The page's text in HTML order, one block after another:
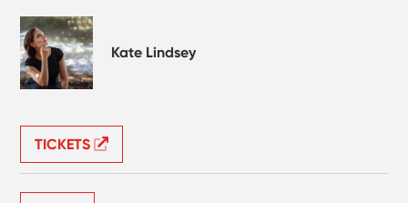
Kate Lindsey
TICKETS